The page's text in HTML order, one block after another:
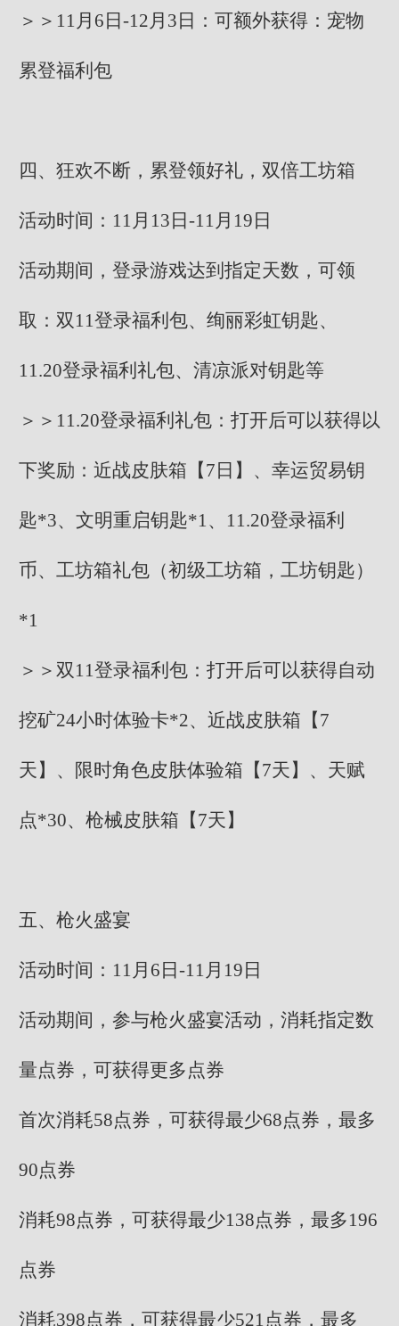
＞＞11月6日-12月3日：可额外获得：宠物
累登福利包
四、狂欢不断，累登领好礼，双倍工坊箱
活动时间：11月13日-11月19日
活动期间，登录游戏达到指定天数，可领
取：双11登录福利包、绚丽彩虹钥匙、
11.20登录福利礼包、清凉派对钥匙等
＞＞11.20登录福利礼包：打开后可以获得以
下奖励：近战皮肤箱【7日】、幸运贸易钥
匙*3、文明重启钥匙*1、11.20登录福利
币、工坊箱礼包（初级工坊箱，工坊钥匙）
*1
＞＞双11登录福利包：打开后可以获得自动
挖矿24小时体验卡*2、近战皮肤箱【7
天】、限时角色皮肤体验箱【7天】、天赋
点*30、枪械皮肤箱【7天】
五、枪火盛宴
活动时间：11月6日-11月19日
活动期间，参与枪火盛宴活动，消耗指定数
量点券，可获得更多点券
首次消耗58点券，可获得最少68点券，最多
90点券
消耗98点券，可获得最少138点券，最多196
点券
消耗398点券，可获得最少521点券，最多